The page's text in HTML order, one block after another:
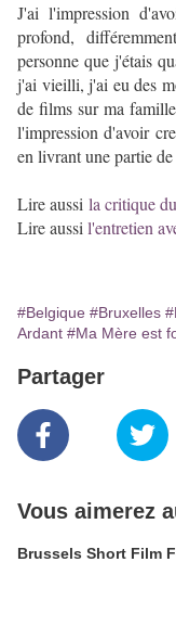
J'ai l'impression
profond,
personne que j'étais
j'ai vieilli, j'ai eu des
de films sur ma
l'impression d'avoir
en livrant une partie
Lire aussi la critique
Lire aussi l'entretien
#Belgique #Bruxelles
Ardant #Ma Mère est
Partager
Vous aimerez
Brussels Short Film